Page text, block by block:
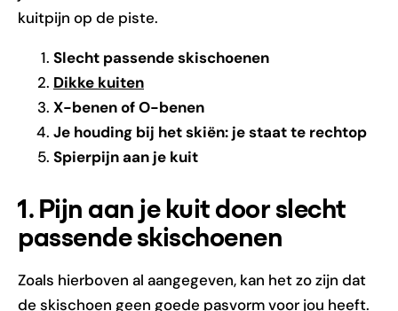
kuitpijn op de piste.
Slecht passende skischoenen
Dikke kuiten
X-benen of O-benen
Je houding bij het skiën: je staat te rechtop
Spierpijn aan je kuit
1. Pijn aan je kuit door slecht
passende skischoenen
Zoals hierboven al aangegeven, kan het zo zijn dat
de skischoen geen goede pasvorm voor jou heeft.